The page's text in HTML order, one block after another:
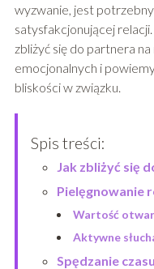
wyzwanie, jest
satysfakcjonującej
zbliżyć się do partnera
emocjonalnych i
bliskości w związku.
Spis treści:
Jak zbliżyć się
Pielęgnowanie
Wartość
Aktywne
Spędzanie